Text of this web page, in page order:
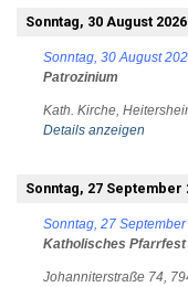
Sonntag, 30 August 2026
Sonntag, 30 August
Patrozinium
Kath. Kirche,
Details anzeigen
Sonntag, 27 September
Sonntag, 27
Katholisches Pfarrfest
Johanniterstraße 74,